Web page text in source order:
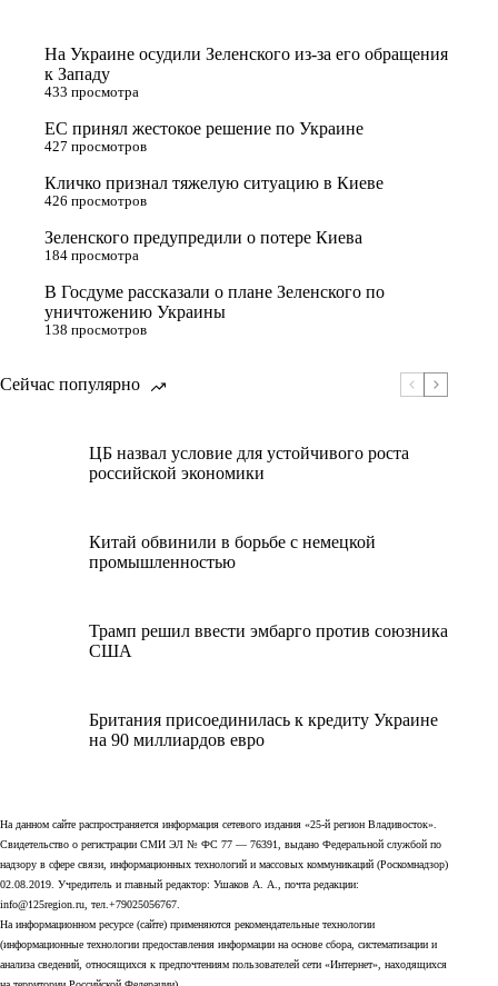
На Украине осудили Зеленского из-за его обращения
к Западу
433 просмотра
ЕС принял жестокое решение по Украине
427 просмотров
Кличко признал тяжелую ситуацию в Киеве
426 просмотров
Зеленского предупредили о потере Киева
184 просмотра
В Госдуме рассказали о плане Зеленского по
уничтожению Украины
138 просмотров
Сейчас популярно
ЦБ назвал условие для устойчивого роста
российской экономики
Китай обвинили в борьбе с немецкой
промышленностью
Трамп решил ввести эмбарго против союзника
США
Британия присоединилась к кредиту Украине
на 90 миллиардов евро
На данном сайте распространяется информация сетевого издания «25-й регион Владивосток».
Свидетельство о регистрации СМИ ЭЛ № ФС 77 — 76391, выдано Федеральной службой по
надзору в сфере связи, информационных технологий и массовых коммуникаций (Роскомнадзор)
02.08.2019. Учредитель и главный редактор: Ушаков А. А., почта редакции:
info@125region.ru, тел.+79025056767.
На информационном ресурсе (сайте) применяются рекомендательные технологии
(информационные технологии предоставления информации на основе сбора, систематизации и
анализа сведений, относящихся к предпочтениям пользователей сети «Интернет», находящихся